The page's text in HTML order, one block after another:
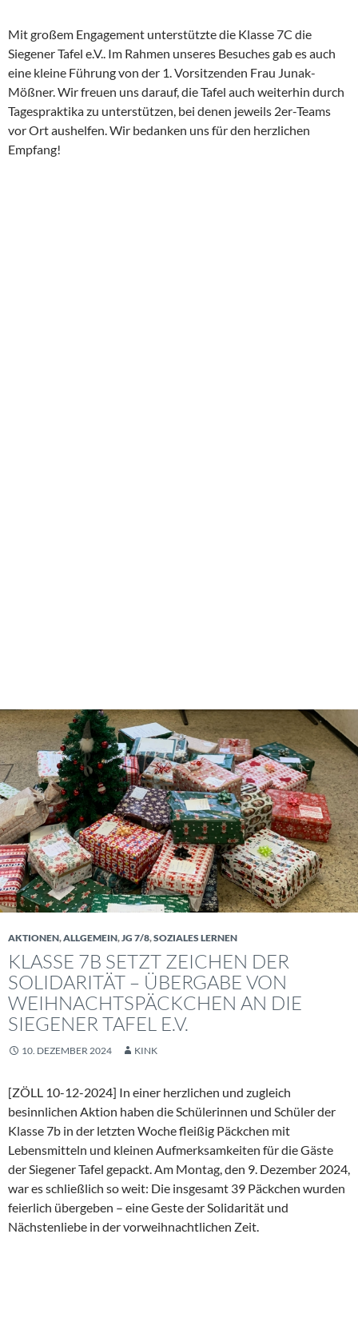
Mit großem Engagement unterstützte die Klasse 7C die
Siegener Tafel e.V.. Im Rahmen unseres Besuches gab es auch
eine kleine Führung von der 1. Vorsitzenden Frau Junak-
Mößner. Wir freuen uns darauf, die Tafel auch weiterhin durch
Tagespraktika zu unterstützen, bei denen jeweils 2er-Teams
vor Ort aushelfen. Wir bedanken uns für den herzlichen
Empfang!
AKTIONEN,ALLGEMEIN,JG 7/8,SOZIALES LERNEN
KLASSE 7B SETZT ZEICHEN DER
SOLIDARITÄT – ÜBERGABE VON
WEIHNACHTSPÄCKCHEN AN DIE
SIEGENER TAFEL E.V.
10. DEZEMBER 2024 KINK
[ZÖLL 10-12-2024] In einer herzlichen und zugleich
besinnlichen Aktion haben die Schülerinnen und Schüler der
Klasse 7b in der letzten Woche fleißig Päckchen mit
Lebensmitteln und kleinen Aufmerksamkeiten für die Gäste
der Siegener Tafel gepackt. Am Montag, den 9. Dezember 2024,
war es schließlich so weit: Die insgesamt 39 Päckchen wurden
feierlich übergeben – eine Geste der Solidarität und
Nächstenliebe in der vorweihnachtlichen Zeit.